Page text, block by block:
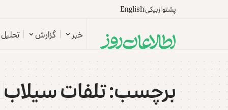
پشتوازبیکیEnglish
خبر گزارش تحلیل
برچسب:تلفات سیلاب